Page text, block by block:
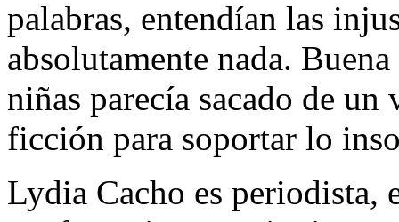
palabras, entendían las
absolutamente nada.
niñas parecía sacado de
ficción para soportar lo
Lydia Cacho es periodista,